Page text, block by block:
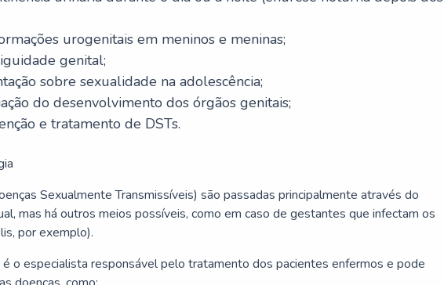
urogenitais em meninos e meninas;
genital;
sobre sexualidade na adolescência;
do desenvolvimento dos órgãos genitais;
e tratamento de DSTs.
Sexualmente Transmissíveis) são passadas principalmente através do
mas há outros meios possíveis, como em caso de gestantes que infectam os
por exemplo).
o especialista responsável pelo tratamento dos pacientes enfermos e pode